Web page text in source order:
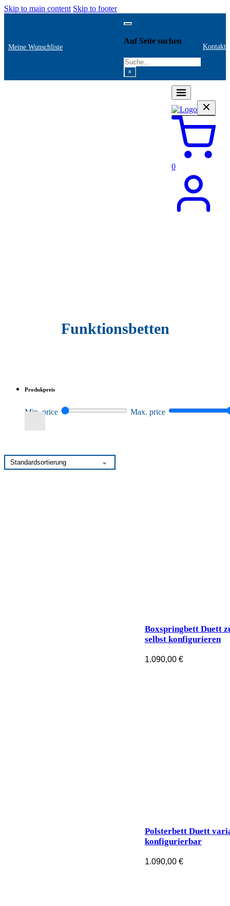
Skip to main content Skip to footer
Meine Wunschliste
Auf Seite suchen
Search
×
Kontakt
0
Funktions­betten
Produkpreis
Min. price Max. price
Boxspringbett Duett
selbst konfigurieren
1.090,00 €
Polsterbett Duett
konfigurierbar
1.090,00 €